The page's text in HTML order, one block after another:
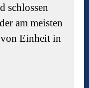
schlossen
am meisten
Einheit in